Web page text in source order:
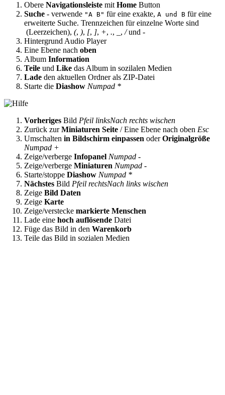
Obere Navigationsleiste mit Home Button
Suche - verwende "A B" für eine exakte, A und B für eine
erweiterte Suche. Trennzeichen für einzelne Worte sind
(Leerzeichen), (, ), [, ], +, ., , /und -
Hintergrund Audio Player
Eine Ebene nach oben
Album Information
Teile und Like das Album in sozilalen Medien
Lade den aktuellen Ordner als ZIP-Datei
Starte die Diashow Numpad *
Vorheriges Bild Pfeil linksNach rechts wischen
Zurück zurMiniaturen Seite / Eine Ebene nach oben Esc
Umschalten in Bildschirm einpassen oderOriginalgröße
Numpad +
Zeige/verberge Infopanel Numpad -
Zeige/verberge Miniaturen Numpad -
Starte/stoppe Diashow Numpad *
Nächstes Bild Pfeil rechtsNach links wischen
Zeige Bild Daten
Zeige Karte
Zeige/verstecke markierte Menschen
Lade eine hoch auflösende Datei
Füge das Bild in den Warenkorb
Teile das Bild in sozialen Medien